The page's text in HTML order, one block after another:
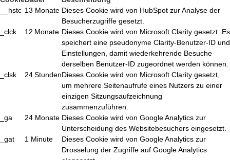
__hstc 13 Monate Dieses Cookie wird von HubSpot zur Analyse der
Besucherzugriffe gesetzt.
_clck
12 Monate Dieses Cookie wird von Microsoft Clarity gesetzt. Es
speichert eine pseudonyme Clarity-Benutzer-ID und
Einstellungen, damit wiederkehrende Besuche
derselben Benutzer-ID zugeordnet werden können.
_clsk
24 StundenDieses Cookie wird von Microsoft Clarity gesetzt,
um mehrere Seitenaufrufe eines Nutzers zu einer
einzigen Sitzungsaufzeichnung
zusammenzuführen.
_ga
24 Monate Dieses Cookie wird von Google Analytics zur
Unterscheidung des Websitebesuchers eingesetzt.
_gat
1 Minute
Dieses Cookie wird von Google Analytics zur
Drosselung der Zugriffe auf Google Analytics